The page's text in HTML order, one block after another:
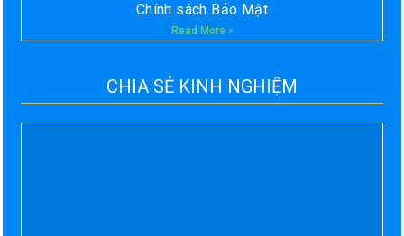
Chính sách Bảo Mật
Read More »
CHIA SẺ KINH NGHIỆM